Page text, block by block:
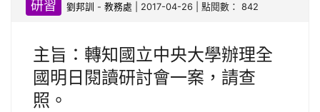
研習 劉邦訓 -教務處 | 2017-04-26 | 點閱數： 842
主旨：轉知國立中央大學辦理全
國明日閱讀研討會一案，請查
照。